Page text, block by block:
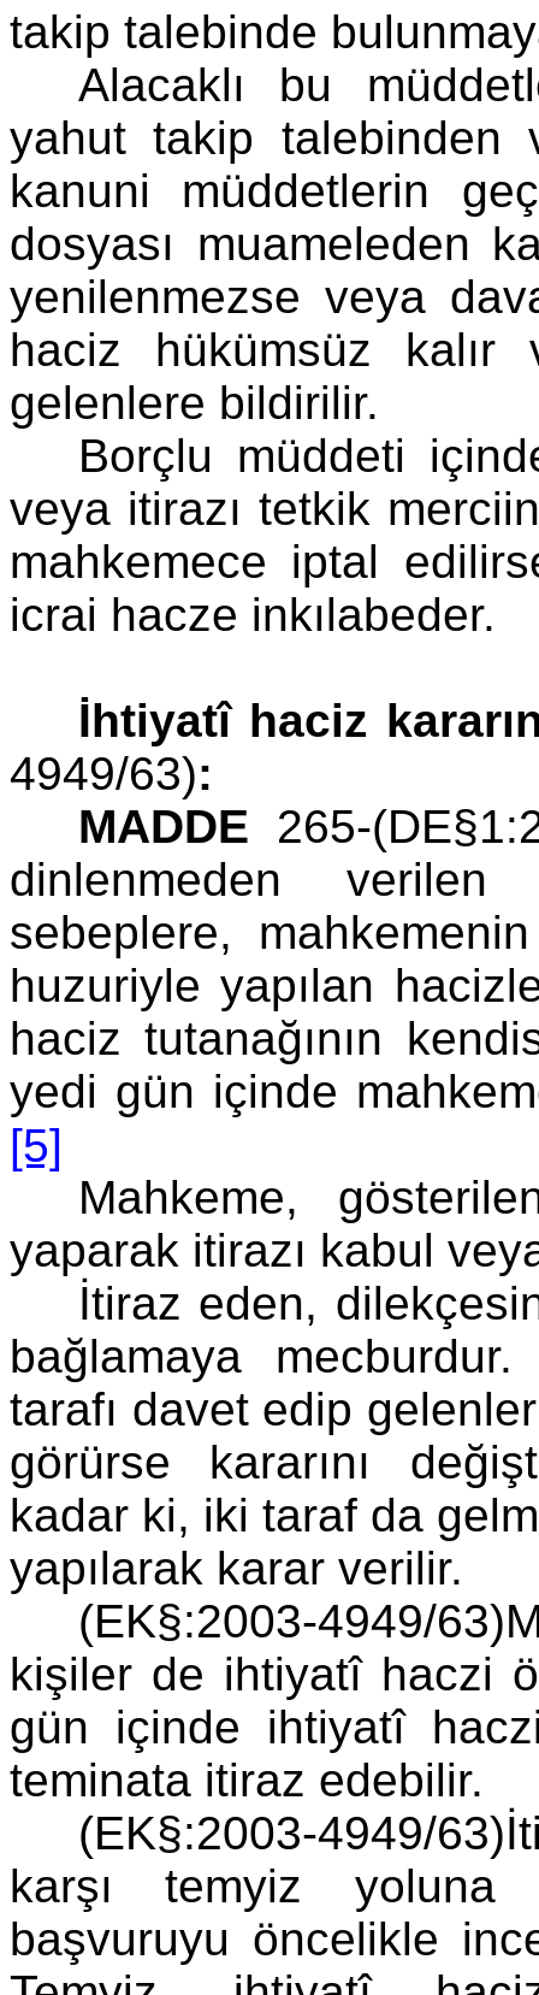
takip talebinde
Alacaklı bu
yahut takip talebinden
kanuni müddetlerin
dosyası muameleden
yenilenmezse veya
haciz hükümsüz kalır
gelenlere bildirilir.
Borçlu müddeti
veya itirazı tetkik
mahkemece iptal
icrai hacze inkılabeder.
İhtiyatî haciz
4949/63):
MADDE 265-
dinlenmeden
sebeplere,
huzuriyle yapılan
haciz tutanağının
yedi gün içinde
[5]
Mahkeme,
yaparak itirazı kabul
İtiraz eden,
bağlamaya
tarafı davet edip
görürse kararını
kadar ki, iki taraf da
yapılarak karar verilir.
(EK§:2003-4949/
kişiler de ihtiyatî haczi
gün içinde ihtiyatî
teminata itiraz edebilir.
(EK§:2003-4949/
karşı temyiz yoluna
başvuruyu öncelikle